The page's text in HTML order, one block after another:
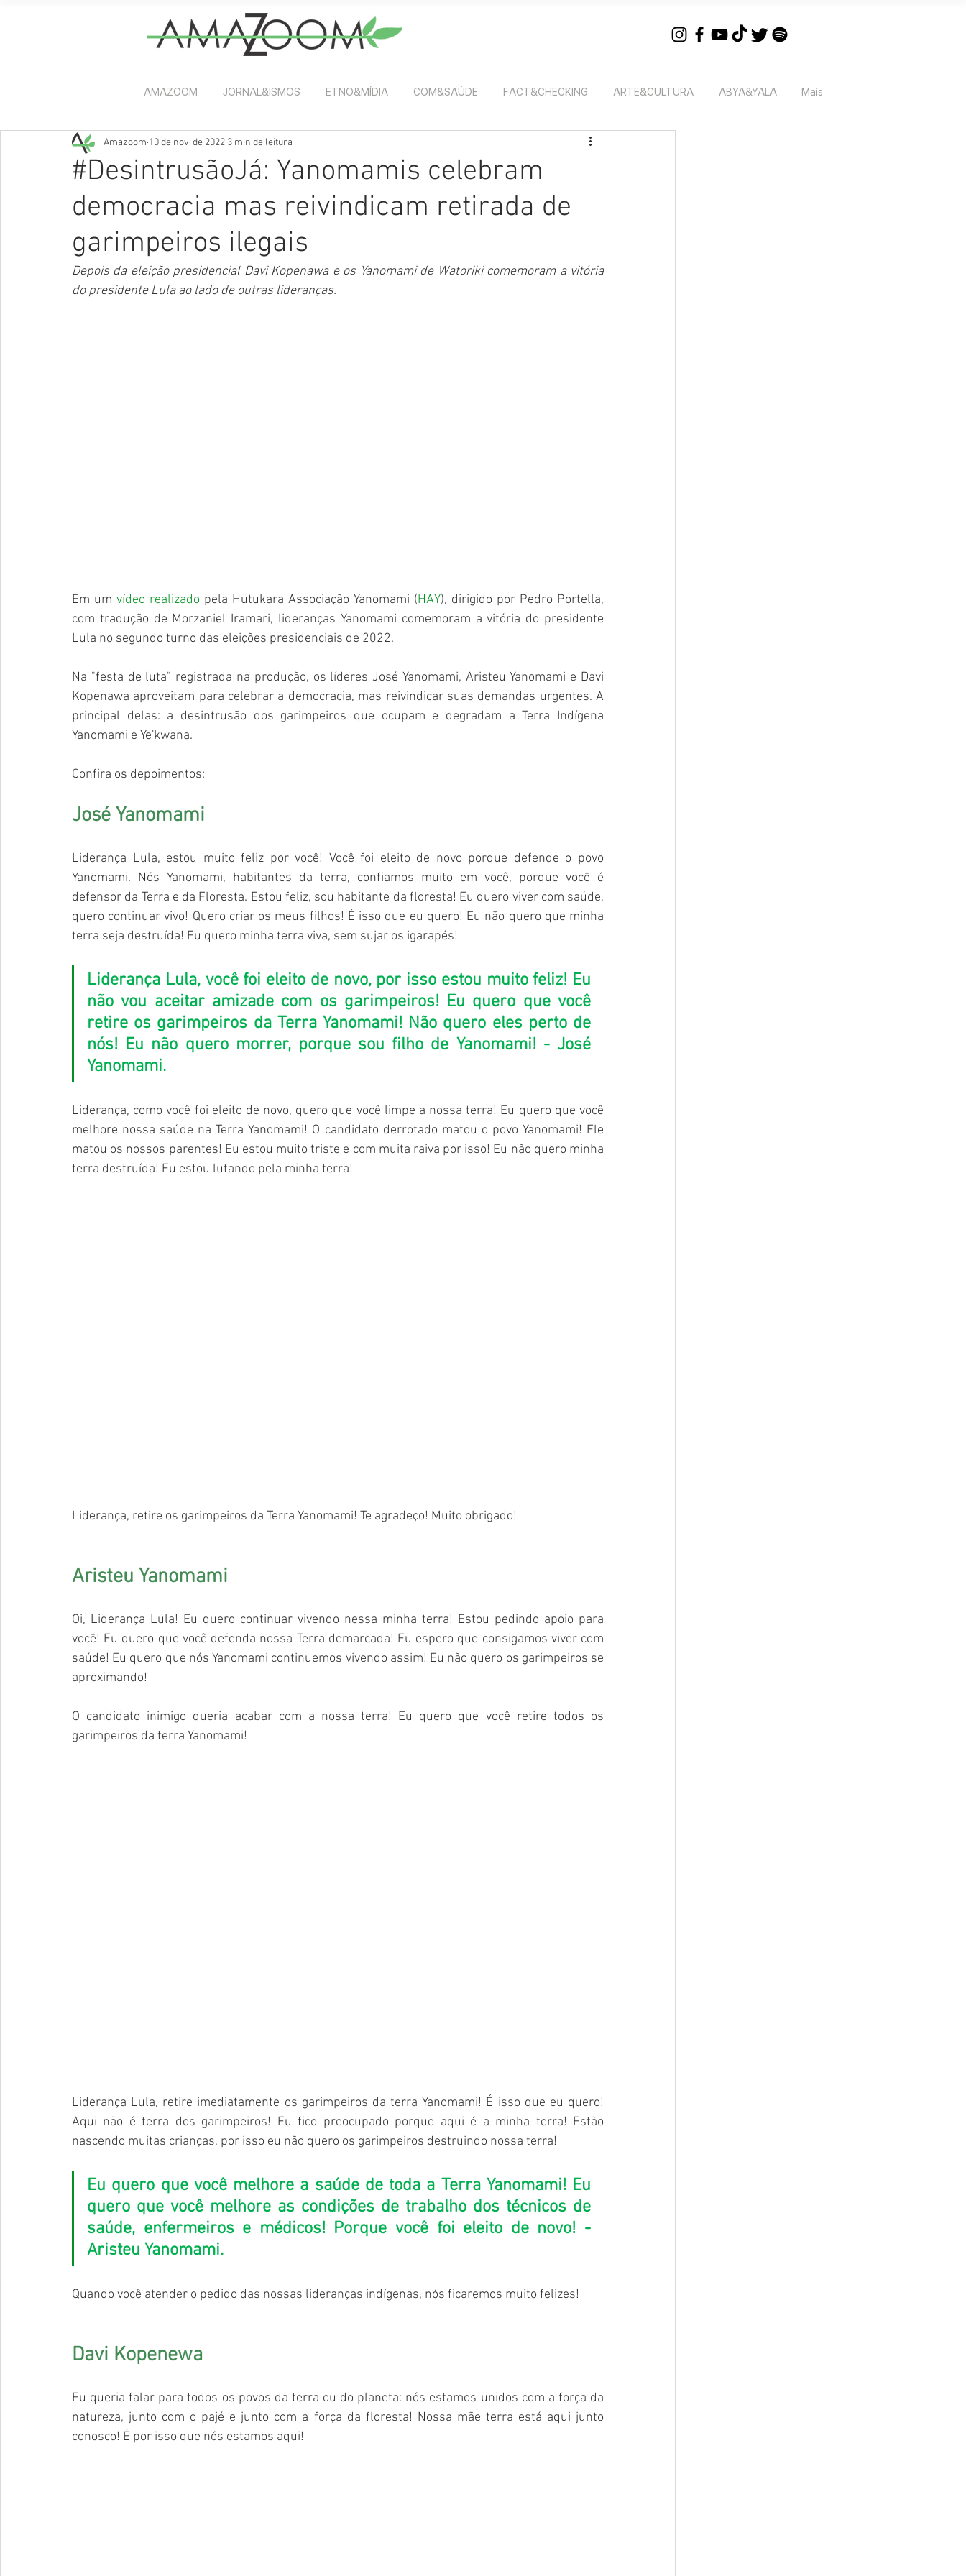
AMAZOOM JORNAL&ISMOS ETNO&MÍDIA COM&SAÚDE FACT&CHECKING ARTE&CULTURA ABYA&YALA Mais
#DesintrusãoJá: Yanomamis celebram
democracia mas reivindicam retirada de
garimpeiros ilegais
Amazoom 10 de nov. de 2022 3 min de leitura
Depois da eleição presidencial Davi Kopenawa e os Yanomami de Watoriki comemoram a vitória
do presidente Lula ao lado de outras lideranças.
Em um vídeo realizado pela Hutukara Associação Yanomami (HAY), dirigido por Pedro Portella,
com tradução de Morzaniel Iramari, lideranças Yanomami comemoram a vitória do presidente
Lula no segundo turno das eleições presidenciais de 2022.
Na "festa de luta" registrada na produção, os líderes José Yanomami, Aristeu Yanomami e Davi
Kopenawa aproveitam para celebrar a democracia, mas reivindicar suas demandas urgentes. A
principal delas: a desintrusão dos garimpeiros que ocupam e degradam a Terra Indígena
Yanomami e Ye'kwana.
Confira os depoimentos:
José Yanomami
Liderança Lula, estou muito feliz por você! Você foi eleito de novo porque defende o povo
Yanomami. Nós Yanomami, habitantes da terra, confiamos muito em você, porque você é
defensor da Terra e da Floresta. Estou feliz, sou habitante da floresta! Eu quero viver com saúde,
quero continuar vivo! Quero criar os meus filhos! É isso que eu quero! Eu não quero que minha
terra seja destruída! Eu quero minha terra viva, sem sujar os igarapés!
Liderança Lula, você foi eleito de novo, por isso estou muito feliz! Eu
não vou aceitar amizade com os garimpeiros! Eu quero que você
retire os garimpeiros da Terra Yanomami! Não quero eles perto de
nós! Eu não quero morrer, porque sou filho de Yanomami! - José
Yanomami.
Liderança, como você foi eleito de novo, quero que você limpe a nossa terra! Eu quero que você
melhore nossa saúde na Terra Yanomami! O candidato derrotado matou o povo Yanomami! Ele
matou os nossos parentes! Eu estou muito triste e com muita raiva por isso! Eu não quero minha
terra destruída! Eu estou lutando pela minha terra!
Liderança, retire os garimpeiros da Terra Yanomami! Te agradeço! Muito obrigado!
Aristeu Yanomami
Oi, Liderança Lula! Eu quero continuar vivendo nessa minha terra! Estou pedindo apoio para
você! Eu quero que você defenda nossa Terra demarcada! Eu espero que consigamos viver com
saúde! Eu quero que nós Yanomami continuemos vivendo assim! Eu não quero os garimpeiros se
aproximando!
O candidato inimigo queria acabar com a nossa terra! Eu quero que você retire todos os
garimpeiros da terra Yanomami!
Liderança Lula, retire imediatamente os garimpeiros da terra Yanomami! É isso que eu quero!
Aqui não é terra dos garimpeiros! Eu fico preocupado porque aqui é a minha terra! Estão
nascendo muitas crianças, por isso eu não quero os garimpeiros destruindo nossa terra!
Eu quero que você melhore a saúde de toda a Terra Yanomami! Eu
quero que você melhore as condições de trabalho dos técnicos de
saúde, enfermeiros e médicos! Porque você foi eleito de novo! -
Aristeu Yanomami.
Quando você atender o pedido das nossas lideranças indígenas, nós ficaremos muito felizes!
Davi Kopenewa
Eu queria falar para todos os povos da terra ou do planeta: nós estamos unidos com a força da
natureza, junto com o pajé e junto com a força da floresta! Nossa mãe terra está aqui junto
conosco! É por isso que nós estamos aqui!